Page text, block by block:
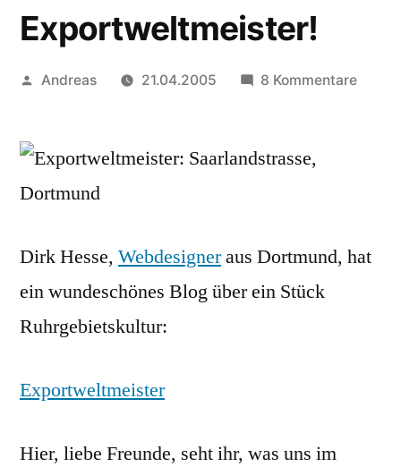
Exportweltmeister!
Veröffentlicht
Andreas 21.04.2005 8 Kommentarezu
Dirk Hesse, Webdesigneraus Dortmund, hat
ein wundeschönes Blog über ein Stück
Ruhrgebietskultur:
Exportweltmeister
Hier, liebe Freunde, seht ihr, was uns im